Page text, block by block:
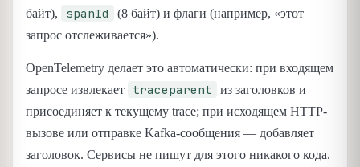
байт),
spanId
(8 байт) и флаги (например, «этот
запрос отслеживается»).
OpenTelemetry делает это автоматически: при входящем
запросе извлекает
traceparent
из заголовков и
присоединяет к текущему trace; при исходящем HTTP-
вызове или отправке Kafka-сообщения — добавляет
заголовок. Сервисы не пишут для этого никакого кода.